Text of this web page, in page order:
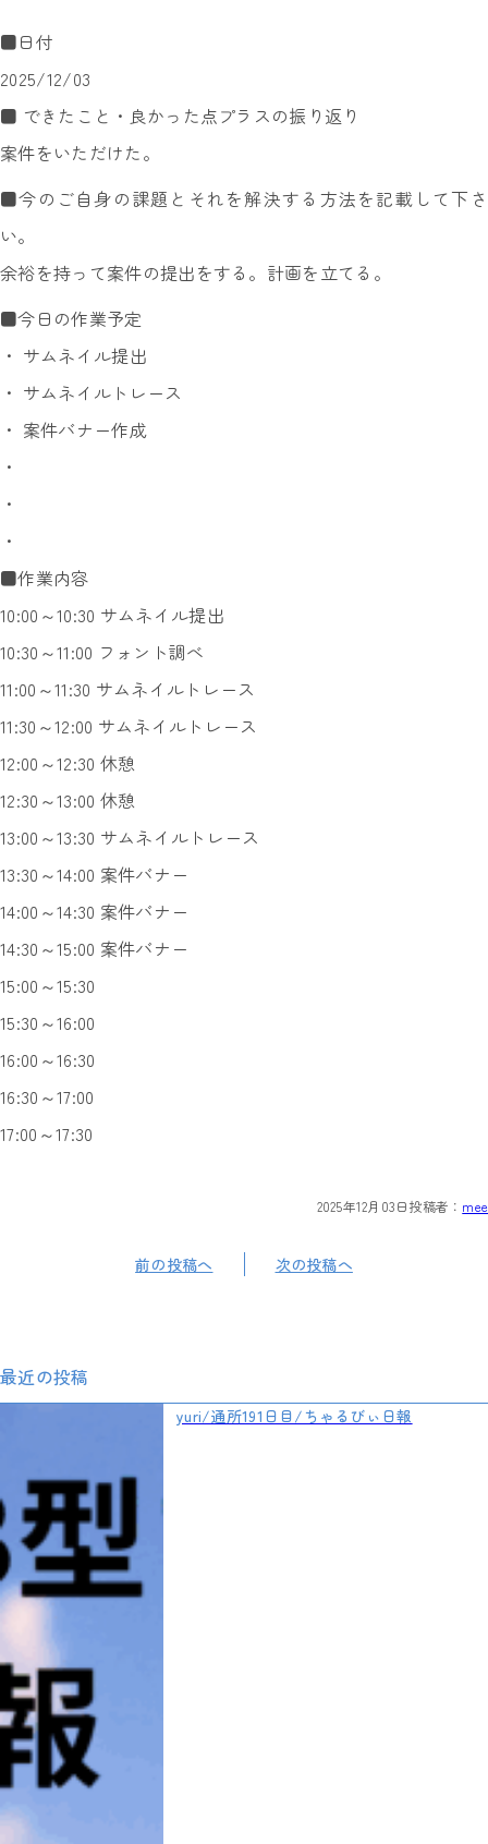
■日付
2025/12/03
■ できたこと・良かった点プラスの振り返り
案件をいただけた。
■今のご自身の課題とそれを解決する方法を記載して下さ
い。
余裕を持って案件の提出をする。計画を立てる。
■今日の作業予定
・ サムネイル提出
・ サムネイルトレース
・ 案件バナー作成
・
・
・
■作業内容
10:00～10:30 サムネイル提出
10:30～11:00 フォント調べ
11:00～11:30 サムネイルトレース
11:30～12:00 サムネイルトレース
12:00～12:30 休憩
12:30～13:00 休憩
13:00～13:30 サムネイルトレース
13:30～14:00 案件バナー
14:00～14:30 案件バナー
14:30～15:00 案件バナー
15:00～15:30
15:30～16:00
16:00～16:30
16:30～17:00
17:00～17:30
2025年12月03日投稿者： mee
前の投稿へ 次の投稿へ
最近の投稿
yuri/通所191日目/ちゃるびぃ日報